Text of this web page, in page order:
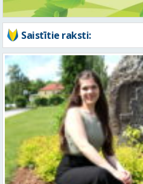
Pārgaujiete Līva Irkle – jauniete ar